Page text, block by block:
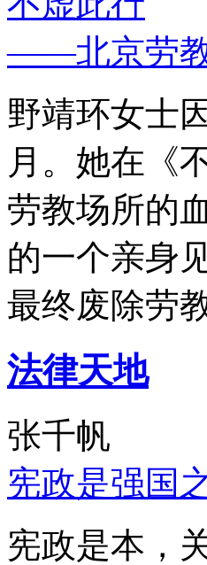
——北京劳教
野靖环女士
月。她在《
劳教场所的
的一个亲身
最终废除劳
法律天地
张千帆
宪政是强国
宪政是本，